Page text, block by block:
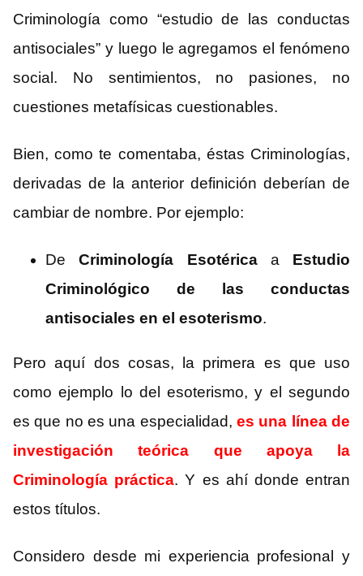
Criminología como “estudio de las conductas
antisociales” y luego le agregamos el fenómeno
social. No sentimientos, no pasiones, no
cuestiones metafísicas cuestionables.
Bien, como te comentaba, éstas Criminologías,
derivadas de la anterior definición deberían de
cambiar de nombre. Por ejemplo:
De Criminología Esotéricaa Estudio
Criminológico de las conductas
antisociales en el esoterismo.
Pero aquí dos cosas, la primera es que uso
como ejemplo lo del esoterismo, y el segundo
es que no es una especialidad, es una línea de
investigación teórica que apoya la
Criminología práctica. Y es ahí donde entran
estos títulos.
Considero desde mi experiencia profesional y